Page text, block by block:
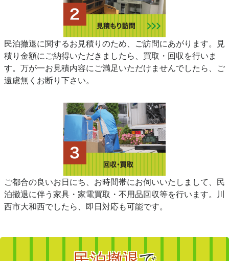
民泊撤退に関するお見積りのため、ご訪問にあがります。見
積り金額にご納得いただきましたら、買取・回収を行いま
す。万が一お見積内容にご満足いただけませんでしたら、ご
遠慮無くお断り下さい。
ご都合の良いお日にち、お時間帯にお伺いいたしまして、民
泊撤退に伴う家具・家電買取・不用品回収等を行います。川
西市大和西でしたら、即日対応も可能です。